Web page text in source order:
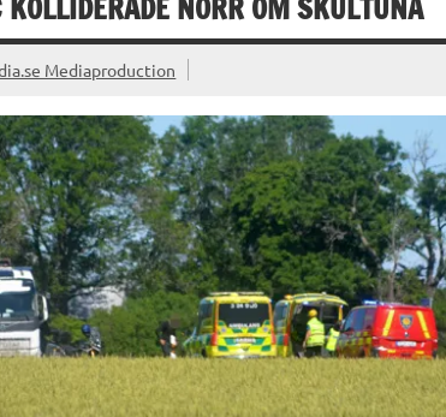
NORR OM SKULTUNA
Mediaproduction